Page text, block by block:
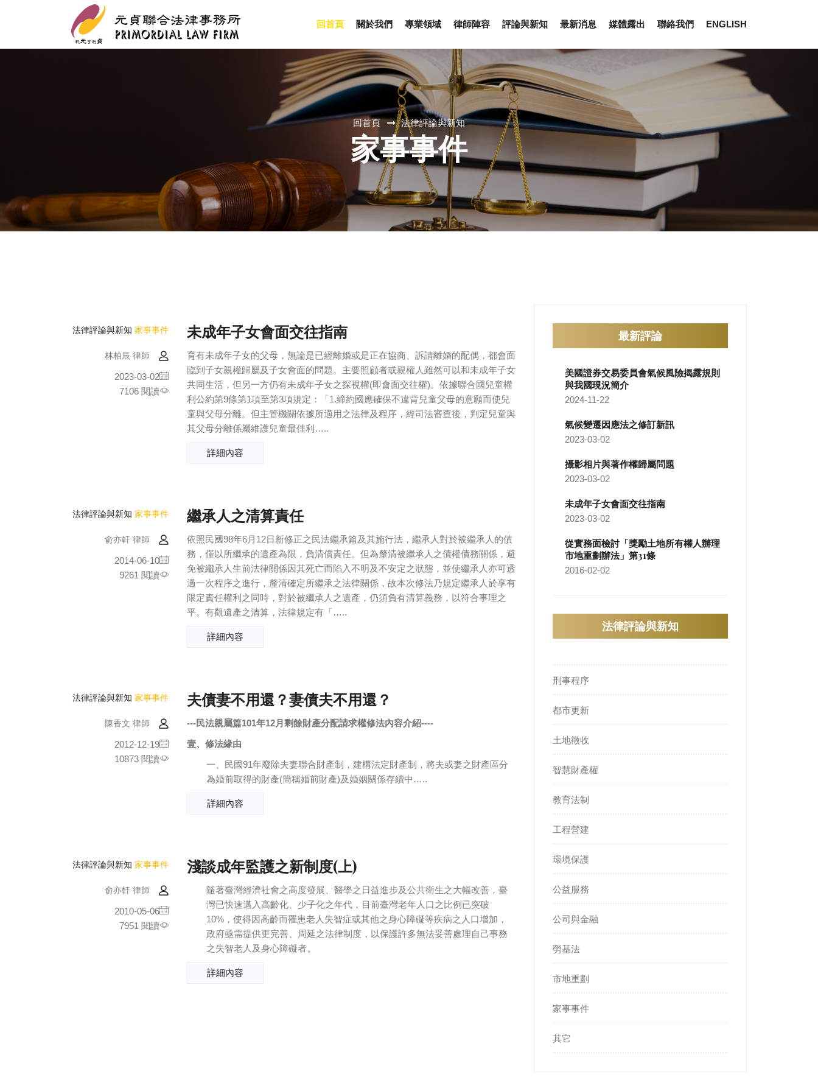
回首頁 關於我們 專業領域 律師陣容 評論與新知 最新消息 媒體露出 聯絡我們 ENGLISH
回首頁 法律評論與新知
家事事件
法律評論與新知 家事事件
林柏辰 律師
2023-03-02
7106 閱讀
未成年子女會面交往指南
育有未成年子女的父母，無論是已經離婚或是正在協商、訴請離婚的配偶，都會面
臨到子女親權歸屬及子女會面的問題。主要照顧者或親權人雖然可以和未成年子女
共同生活，但另一方仍有未成年子女之探視權(即會面交往權)。依據聯合國兒童權
利公約第9條第1項至第3項規定：「1.締約國應確保不違背兒童父母的意願而使兒
童與父母分離。但主管機關依據所適用之法律及程序，經司法審查後，判定兒童與
其父母分離係屬維護兒童最佳利…..
詳細內容
法律評論與新知 家事事件
俞亦軒 律師
2014-06-10
9261 閱讀
繼承人之清算責任
依照民國98年6月12日新修正之民法繼承篇及其施行法，繼承人對於被繼承人的債
務，僅以所繼承的遺產為限，負清償責任。但為釐清被繼承人之債權債務關係，避
免被繼承人生前法律關係因其死亡而陷入不明及不安定之狀態，並使繼承人亦可透
過一次程序之進行，釐清確定所繼承之法律關係，故本次修法乃規定繼承人於享有
限定責任權利之同時，對於被繼承人之遺產，仍須負有清算義務，以符合事理之
平。有觀遺產之清算，法律規定有「…..
詳細內容
法律評論與新知 家事事件
陳香文 律師
2012-12-19
10873 閱讀
夫債妻不用還？妻債夫不用還？
---民法親屬篇101年12月剩餘財產分配請求權修法內容介紹----
壹、修法緣由
一、民國91年廢除夫妻聯合財產制，建構法定財產制，將夫或妻之財產區分
為婚前取得的財產(簡稱婚前財產)及婚姻關係存續中…..
詳細內容
法律評論與新知 家事事件
俞亦軒 律師
2010-05-06
7951 閱讀
淺談成年監護之新制度(上)
隨著臺灣經濟社會之高度發展、醫學之日益進步及公共衛生之大幅改善，臺
灣已快速邁入高齡化、少子化之年代，目前臺灣老年人口之比例已突破
10%，使得因高齡而罹患老人失智症或其他之身心障礙等疾病之人口增加，
政府亟需提供更完善、周延之法律制度，以保護許多無法妥善處理自己事務
之失智老人及身心障礙者。
詳細內容
最新評論
美國證券交易委員會氣候風險揭露規則
與我國現況簡介
2024-11-22
氣候變遷因應法之修訂新訊
2023-03-02
攝影相片與著作權歸屬問題
2023-03-02
未成年子女會面交往指南
2023-03-02
從實務面檢討「獎勵土地所有權人辦理
市地重劃辦法」第31條
2016-02-02
法律評論與新知
刑事程序
都市更新
土地徵收
智慧財產權
教育法制
工程營建
環境保護
公益服務
公司與金融
勞基法
市地重劃
家事事件
其它